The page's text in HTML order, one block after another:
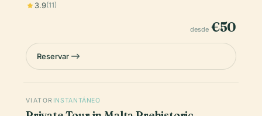
3.9(11)
desde €50
Reservar
VIATOR INSTANTÁNEO